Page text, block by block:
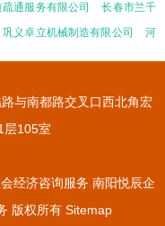
通服务有限公司
长春市兰千
巩义卓立机械制造有限公司
河
与南都路交叉口西北角宏
层105室
经济咨询服务 南阳悦辰企
版权所有 Sitemap